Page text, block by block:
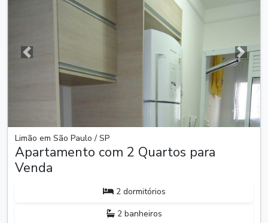
Anterior
Limão em São Paulo / SP
Apartamento com 2 Quartos para
Venda
2 dormitórios
2 banheiros